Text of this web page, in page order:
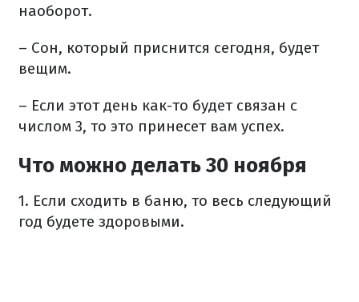
наоборот.
– Сон, который приснится сегодня, будет
вещим.
– Если этот день как-то будет связан с
числом 3, то это принесет вам успех.
Что можно делать 30 ноября
1. Если сходить в баню, то весь следующий
год будете здоровыми.